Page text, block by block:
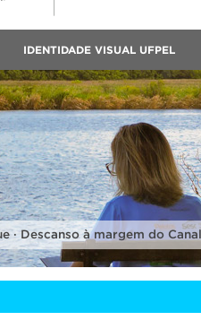
IDENTIDADE VISUAL UFPEL
· Descanso à margem do